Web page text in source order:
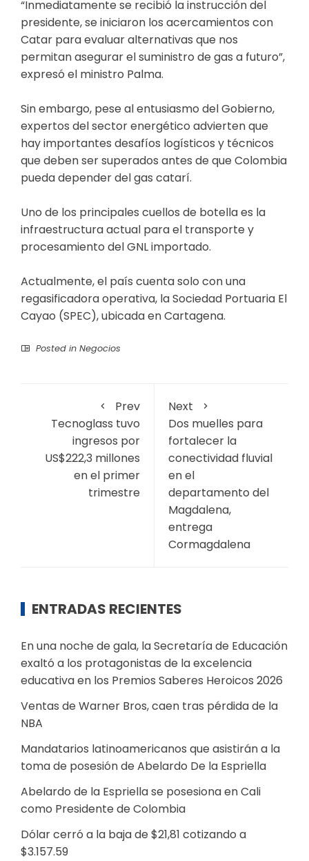
“Inmediatamente se recibió la instrucción del
presidente, se iniciaron los acercamientos con
Catar para evaluar alternativas que nos
permitan asegurar el suministro de gas a futuro”,
expresó el ministro Palma.
Sin embargo, pese al entusiasmo del Gobierno,
expertos del sector energético advierten que
hay importantes desafíos logísticos y técnicos
que deben ser superados antes de que Colombia
pueda depender del gas catarí.
Uno de los principales cuellos de botella es la
infraestructura actual para el transporte y
procesamiento del GNL importado.
Actualmente, el país cuenta solo con una
regasificadora operativa, la Sociedad Portuaria El
Cayao (SPEC), ubicada en Cartagena.
Posted in Negocios
Prev
Tecnoglass tuvo
ingresos por
US$222,3 millones
en el primer
trimestre
Next
Dos muelles para
fortalecer la
conectividad fluvial
en el
departamento del
Magdalena,
entrega
Cormagdalena
ENTRADAS RECIENTES
En una noche de gala, la Secretaría de Educación
exaltó a los protagonistas de la excelencia
educativa en los Premios Saberes Heroicos 2026
Ventas de Warner Bros, caen tras pérdida de la
NBA
Mandatarios latinoamericanos que asistirán a la
toma de posesión de Abelardo De la Espriella
Abelardo de la Espriella se posesiona en Cali
como Presidente de Colombia
Dólar cerró a la baja de $21,81 cotizando a
$3.157.59